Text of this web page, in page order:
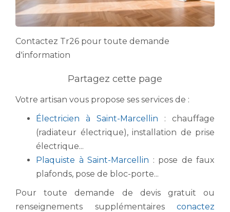
Contactez Tr26 pour toute demande
d'information
Votre artisan vous propose ses services de :
Électricien à Saint-Marcellin : chauffage
(radiateur électrique), installation de prise
électrique...
Plaquiste à Saint-Marcellin : pose de faux
plafonds, pose de bloc-porte...
Pour toute demande de devis gratuit ou
renseignements supplémentaires conactez